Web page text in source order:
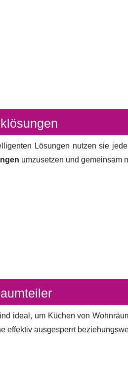
Lösungen nutzen sie
umzusetzen und gemeinsam
ideal, um Küchen von
effektiv ausgesperrt